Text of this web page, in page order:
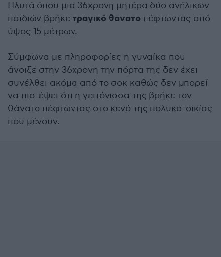
Πλυτά όπου μια 36χρονη μητέρα δύο ανήλικων
παιδιών βρήκε τραγικό θανατο πέφτωντας από
ύψος 15 μέτρων.
Σύμφωνα με πληροφορίες η γυναίκα που
άνοιξε στην 36χρονη την πόρτα της δεν έχει
συνέλθει ακόμα από το σοκ καθώς δεν μπορεί
να πιστέψει ότι η γειτόνισσα της βρήκε τον
θάνατο πέφτωντας στο κενό της πολυκατοικίας
που μένουν.